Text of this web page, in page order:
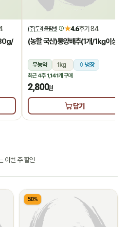
(주)두레올팜넷 ★4.6후기 84
(농할 국산)통양배추(1개/1kg이상)
무농약 1kg 냉장
최근 4주1,141개 구매
2,800원
담기
이번 주 할인
50%